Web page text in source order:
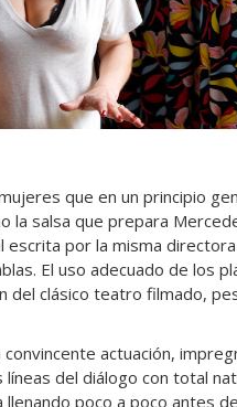
que en un principio
la salsa que prepara
escrita por la misma
El uso adecuado de los
del clásico teatro filmado,
actuación,
del diálogo con total
llenando poco a poco antes